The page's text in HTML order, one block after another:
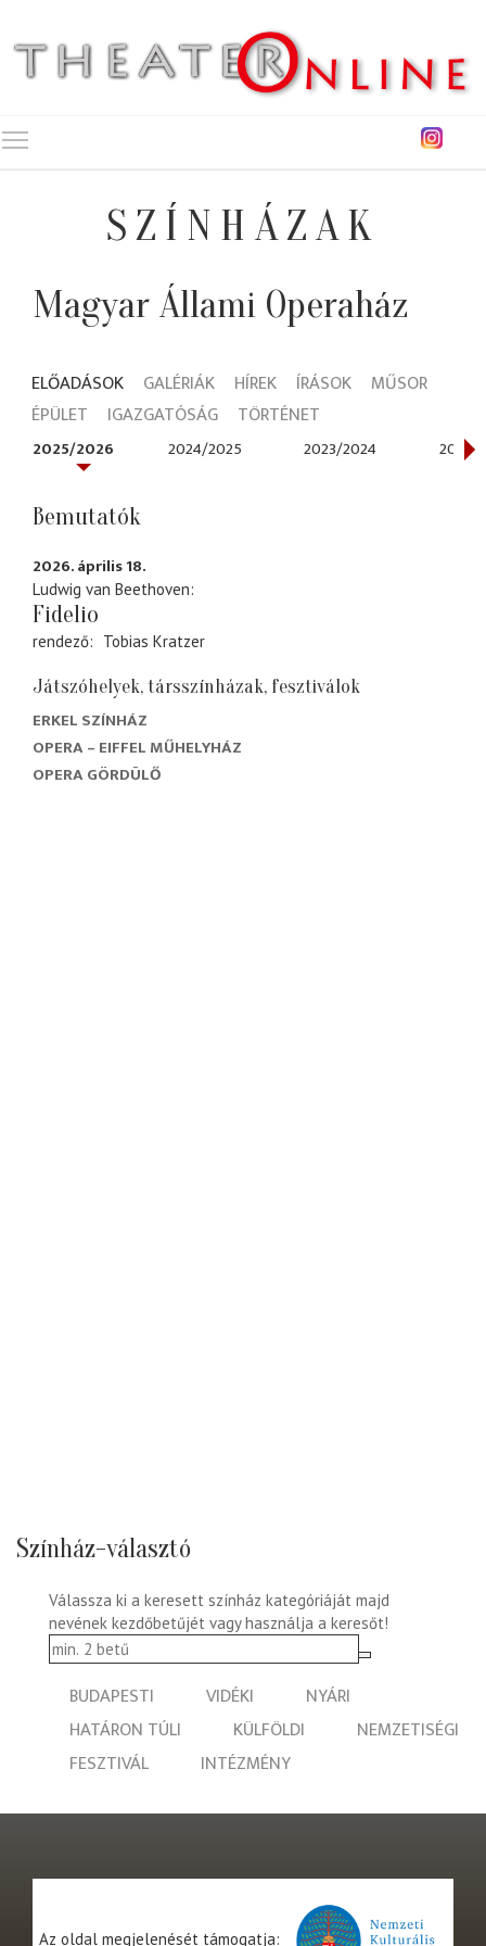
SZÍNHÁZAK
Magyar Állami Operaház
ELŐADÁSOK GALÉRIÁK HÍREK ÍRÁSOK
MŰSOR
ÉPÜLET
IGAZGATÓSÁG TÖRTÉNET
2025/2026 2024/2025 2023/2024 2022/
Bemutatók
2026. április 18.
Ludwig van Beethoven
Fidelio
rendező Tobias Kratzer
Játszóhelyek, társszínházak, fesztiválok
ERKEL SZÍNHÁZ
OPERA – EIFFEL MŰHELYHÁZ
OPERA GÖRDÜLŐ
Színház-választó
Válassza ki a keresett színház kategóriáját majd
nevének kezdőbetűjét vagy használja a keresőt!
BUDAPESTI VIDÉKI
NYÁRI
HATÁRON TÚLI
KÜLFÖLDI
NEMZETISÉGI
FESZTIVÁL
INTÉZMÉNY
Az oldal megjelenését támogatja: